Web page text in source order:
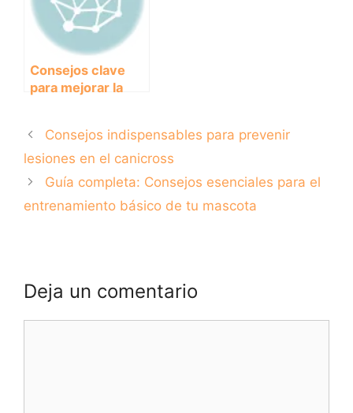
Consejos clave
para mejorar la
canicross
Consejos indispensables para prevenir
lesiones en el canicross
Guía completa: Consejos esenciales para el
entrenamiento básico de tu mascota
Deja un comentario